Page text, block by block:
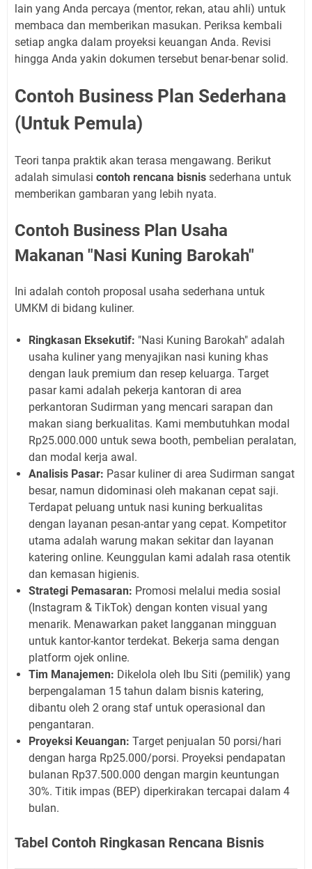
lain yang Anda percaya (mentor, rekan, atau ahli) untuk
membaca dan memberikan masukan. Periksa kembali
setiap angka dalam proyeksi keuangan Anda. Revisi
hingga Anda yakin dokumen tersebut benar-benar solid.
Contoh Business Plan Sederhana
(Untuk Pemula)
Teori tanpa praktik akan terasa mengawang. Berikut
adalah simulasi contoh rencana bisnis sederhana untuk
memberikan gambaran yang lebih nyata.
Contoh Business Plan Usaha
Makanan "Nasi Kuning Barokah"
Ini adalah contoh proposal usaha sederhana untuk
UMKM di bidang kuliner.
Ringkasan Eksekutif: "Nasi Kuning Barokah" adalah
usaha kuliner yang menyajikan nasi kuning khas
dengan lauk premium dan resep keluarga. Target
pasar kami adalah pekerja kantoran di area
perkantoran Sudirman yang mencari sarapan dan
makan siang berkualitas. Kami membutuhkan modal
Rp25.000.000 untuk sewa booth, pembelian peralatan,
dan modal kerja awal.
Analisis Pasar: Pasar kuliner di area Sudirman sangat
besar, namun didominasi oleh makanan cepat saji.
Terdapat peluang untuk nasi kuning berkualitas
dengan layanan pesan-antar yang cepat. Kompetitor
utama adalah warung makan sekitar dan layanan
katering online. Keunggulan kami adalah rasa otentik
dan kemasan higienis.
Strategi Pemasaran: Promosi melalui media sosial
(Instagram & TikTok) dengan konten visual yang
menarik. Menawarkan paket langganan mingguan
untuk kantor-kantor terdekat. Bekerja sama dengan
platform ojek online.
Tim Manajemen: Dikelola oleh Ibu Siti (pemilik) yang
berpengalaman 15 tahun dalam bisnis katering,
dibantu oleh 2 orang staf untuk operasional dan
pengantaran.
Proyeksi Keuangan: Target penjualan 50 porsi/hari
dengan harga Rp25.000/porsi. Proyeksi pendapatan
bulanan Rp37.500.000 dengan margin keuntungan
30%. Titik impas (BEP) diperkirakan tercapai dalam 4
bulan.
Tabel Contoh Ringkasan Rencana Bisnis